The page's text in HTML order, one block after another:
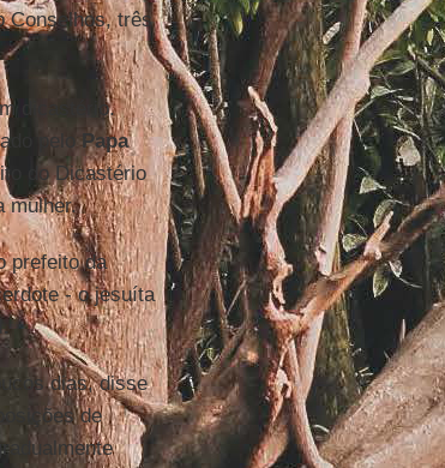
Conselhos, três
dicastério.
peloPapa
do Dicastério
mulher.
prefeito da
- o jesuíta
dias, disse
de